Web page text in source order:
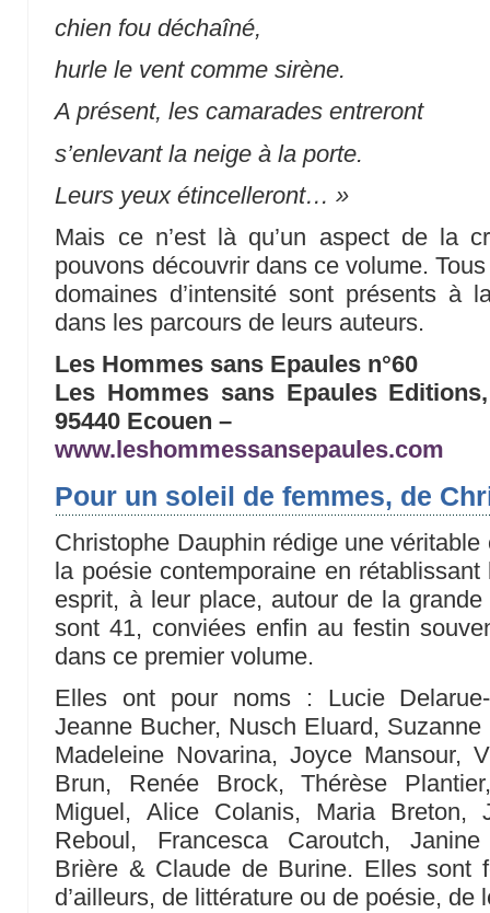
chien fou déchaîné,
hurle le vent comme sirène.
A présent, les camarades entreront
s’enlevant la neige à la porte.
Leurs yeux étincelleront… »
Mais ce n’est là qu’un aspect de la
pouvons découvrir dans ce volume.
domaines d’intensité sont présents
dans les parcours de leurs auteurs.
Les Hommes sans Epaules n°60
Les Hommes sans Epaules
95440 Ecouen –
www.leshommessansepaules.com
Pour un soleil de femmes, de
Christophe Dauphin rédige une
la poésie contemporaine en
esprit, à leur place, autour de la
sont 41, conviées enfin au festin
dans ce premier volume.
Elles ont pour noms : Lucie
Jeanne Bucher, Nusch Eluard,
Madeleine Novarina, Joyce Mansour,
Brun, Renée Brock, Thérèse
Miguel, Alice Colanis, Maria Breton,
Reboul, Francesca Caroutch,
Brière & Claude de Burine. Elles sont
d’ailleurs, de littérature ou de poésie, de